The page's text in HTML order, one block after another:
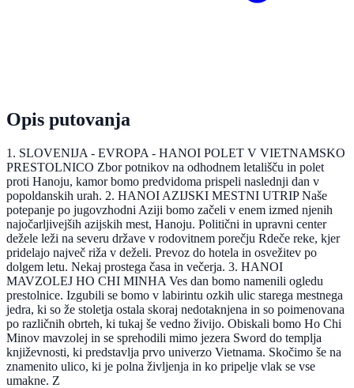
Opis putovanja
1. SLOVENIJA - EVROPA - HANOI POLET V VIETNAMSKO
PRESTOLNICO Zbor potnikov na odhodnem letališču in polet
proti Hanoju, kamor bomo predvidoma prispeli naslednji dan v
popoldanskih urah. 2. HANOI AZIJSKI MESTNI UTRIP Naše
potepanje po jugovzhodni Aziji bomo začeli v enem izmed njenih
najočarljivejših azijskih mest, Hanoju. Politični in upravni center
dežele leži na severu države v rodovitnem porečju Rdeče reke, kjer
pridelajo največ riža v deželi. Prevoz do hotela in osvežitev po
dolgem letu. Nekaj prostega časa in večerja. 3. HANOI
MAVZOLEJ HO CHI MINHA Ves dan bomo namenili ogledu
prestolnice. Izgubili se bomo v labirintu ozkih ulic starega mestnega
jedra, ki so že stoletja ostala skoraj nedotaknjena in so poimenovana
po različnih obrteh, ki tukaj še vedno živijo. Obiskali bomo Ho Chi
Minov mavzolej in se sprehodili mimo jezera Sword do templja
književnosti, ki predstavlja prvo univerzo Vietnama. Skočimo še na
znamenito ulico, ki je polna življenja in ko pripelje vlak se vse
umakne. Z